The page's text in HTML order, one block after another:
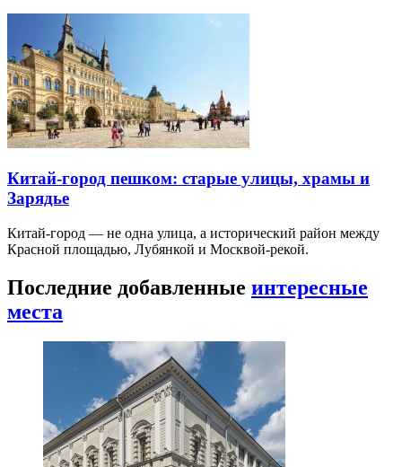
Китай-город пешком: старые улицы, храмы и
Зарядье
Китай-город — не одна улица, а исторический район между
Красной площадью, Лубянкой и Москвой-рекой.
Последние добавленные интересные
места